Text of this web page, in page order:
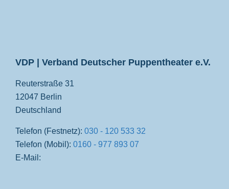
VDP | Verband Deutscher Puppentheater e.V.
Reuterstraße 31
12047 Berlin
Deutschland
Telefon (Festnetz): 030 - 120 533 32
Telefon (Mobil): 0160 - 977 893 07
E-Mail: